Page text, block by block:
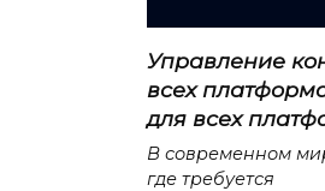
Управление
всех
для всех
В современном
где требуется